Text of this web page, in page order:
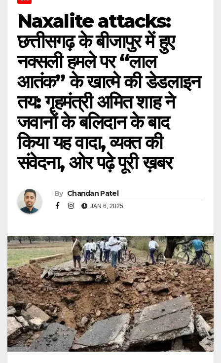
Naxalite attacks:
छत्तीसगढ़ के बीजापुर में हुए
नक्सली हमले पर “लाल
आतंक” के खात्मे की डेडलाइन
तय: गृहमंत्री अमित शाह ने
जवानों के बलिदान के बाद
किया यह वादा, व्यक्त की
संवेदना, ओर पढ़े पूरी ख़बर
By Chandan Patel
JAN 6, 2025